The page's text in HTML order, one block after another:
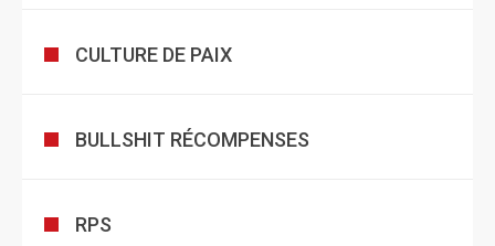
CULTURE DE PAIX
BULLSHIT RÉCOMPENSES
RPS